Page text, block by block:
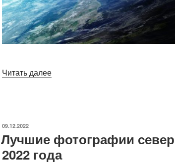
Читать далее«50
инопланетян»
ОПУБЛИКОВАНО
09.12.2022
Лучшие фотографии
2022 года